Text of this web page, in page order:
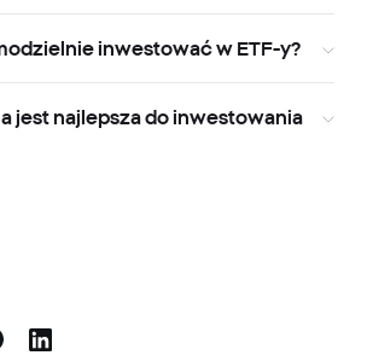
inwestować w ETF-y?
jest najlepsza do inwestowania